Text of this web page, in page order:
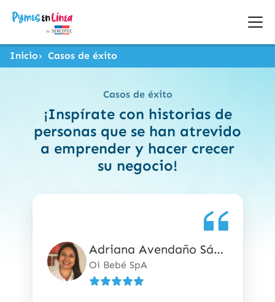
Inicio Casos de éxito
Casos de éxito
¡Inspírate con historias de
personas que se han atrevido
a emprender y hacer crecer
su negocio!
Adriana Avendaño Sánchez
Oi Bebé SpA
5
de
5